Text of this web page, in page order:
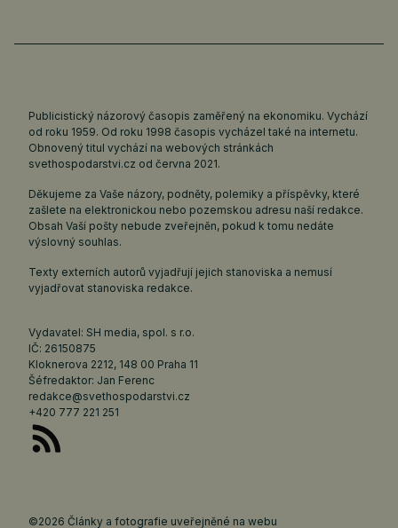
Publicistický názorový časopis zaměřený na ekonomiku. Vychází
od roku 1959. Od roku 1998 časopis vycházel také na internetu.
Obnovený titul vychází na webových stránkách
svethospodarstvi.cz od června 2021.
Děkujeme za Vaše názory, podněty, polemiky a příspěvky, které
zašlete na elektronickou nebo pozemskou adresu naší redakce.
Obsah Vaší pošty nebude zveřejněn, pokud k tomu nedáte
výslovný souhlas.
Texty externích autorů vyjadřují jejich stanoviska a nemusí
vyjadřovat stanoviska redakce.
Vydavatel: SH media, spol. s r.o.
IČ: 26150875
Kloknerova 2212, 148 00 Praha 11
Šéfredaktor: Jan Ferenc
redakce@svethospodarstvi.cz
+420 777 221 251
©2026 Články a fotografie uveřejněné na webu